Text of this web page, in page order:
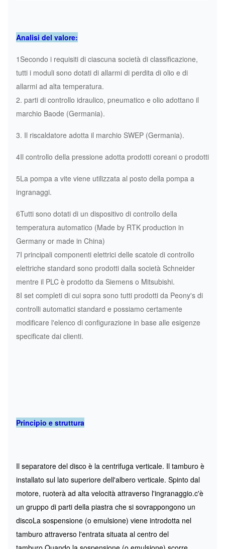
Analisi del valore:
1Secondo i requisiti di ciascuna società di classificazione,
tutti i moduli sono dotati di allarmi di perdita di olio e di
allarmi ad alta temperatura.
2. parti di controllo idraulico, pneumatico e olio adottano il
marchio Baode (Germania).
3. Il riscaldatore adotta il marchio SWEP (Germania).
4Il controllo della pressione adotta prodotti coreani o prodotti
5La pompa a vite viene utilizzata al posto della pompa a
ingranaggi.
6Tutti sono dotati di un dispositivo di controllo della
temperatura automatico (Made by RTK production in
Germany or made in China)
7I principali componenti elettrici delle scatole di controllo
elettriche standard sono prodotti dalla società Schneider
mentre il PLC è prodotto da Siemens o Mitsubishi.
8I set completi di cui sopra sono tutti prodotti da Peony's di
controlli automatici standard e possiamo certamente
modificare l'elenco di configurazione in base alle esigenze
specificate dai clienti.
Principio e struttura
Il separatore del disco è la centrifuga verticale. Il tamburo è
installato sul lato superiore dell'albero verticale. Spinto dal
motore, ruoterà ad alta velocità attraverso l'ingranaggio.c'è
un gruppo di parti della piastra che si sovrappongono un
discoLa sospensione (o emulsione) viene introdotta nel
tamburo attraverso l'entrata situata al centro del